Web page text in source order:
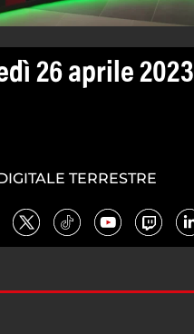
26 aprile 2023
TERRESTRE